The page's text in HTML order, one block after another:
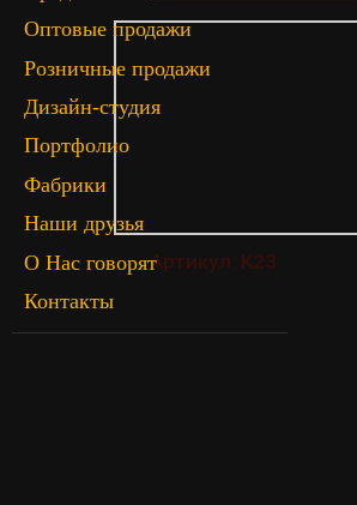
Оптовые продажи
Розничные продажи
Дизайн-студия
Портфолио
Фабрики
Наши друзья
О Нас говорят
Контакты
Артикул: K23